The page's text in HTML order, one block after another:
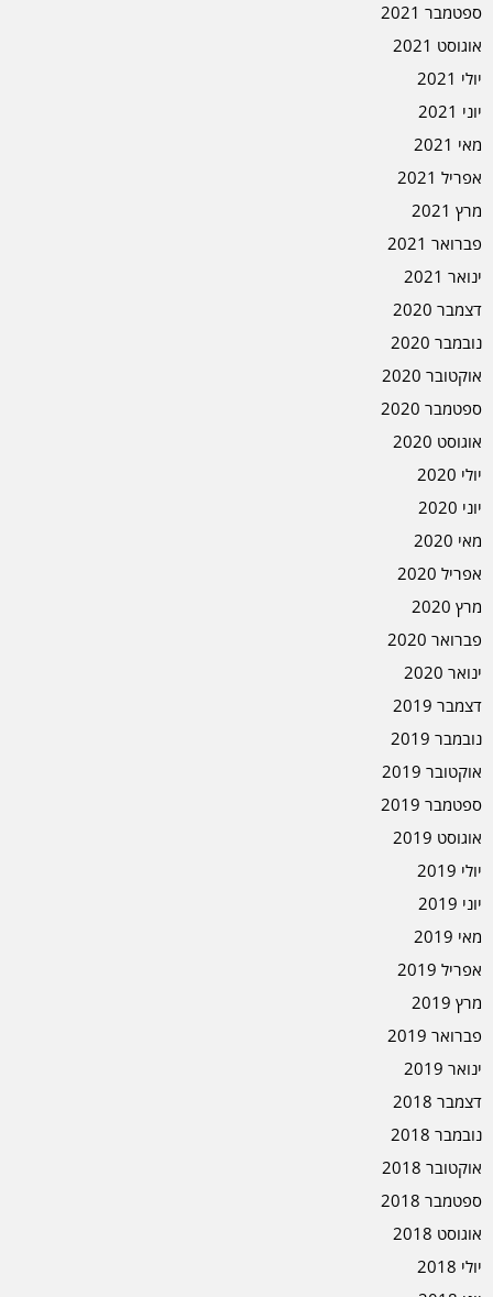
ספטמבר 2021
אוגוסט 2021
יולי 2021
יוני 2021
מאי 2021
אפריל 2021
מרץ 2021
פברואר 2021
ינואר 2021
דצמבר 2020
נובמבר 2020
אוקטובר 2020
ספטמבר 2020
אוגוסט 2020
יולי 2020
יוני 2020
מאי 2020
אפריל 2020
מרץ 2020
פברואר 2020
ינואר 2020
דצמבר 2019
נובמבר 2019
אוקטובר 2019
ספטמבר 2019
אוגוסט 2019
יולי 2019
יוני 2019
מאי 2019
אפריל 2019
מרץ 2019
פברואר 2019
ינואר 2019
דצמבר 2018
נובמבר 2018
אוקטובר 2018
ספטמבר 2018
אוגוסט 2018
יולי 2018